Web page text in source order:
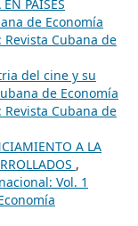
PAÍSES
de Economía
Cubana de
del cine y su
de Economía
Cubana de
A LA
,
Vol. 1